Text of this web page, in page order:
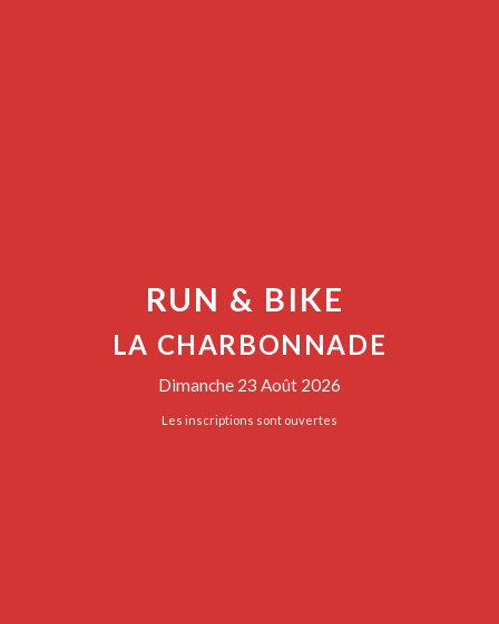
RUN & BIKE
LA CHARBONNADE
Dimanche 23 Août 2026
Les inscriptions sont ouvertes